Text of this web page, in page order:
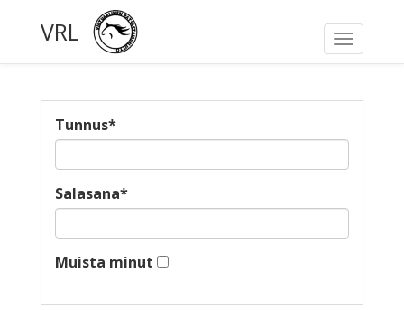
Toggle
VRL
Tunnus*
Salasana*
Muista minut